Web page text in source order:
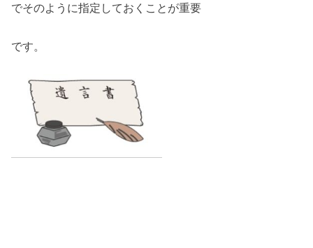
でそのように指定しておくことが重要
です。